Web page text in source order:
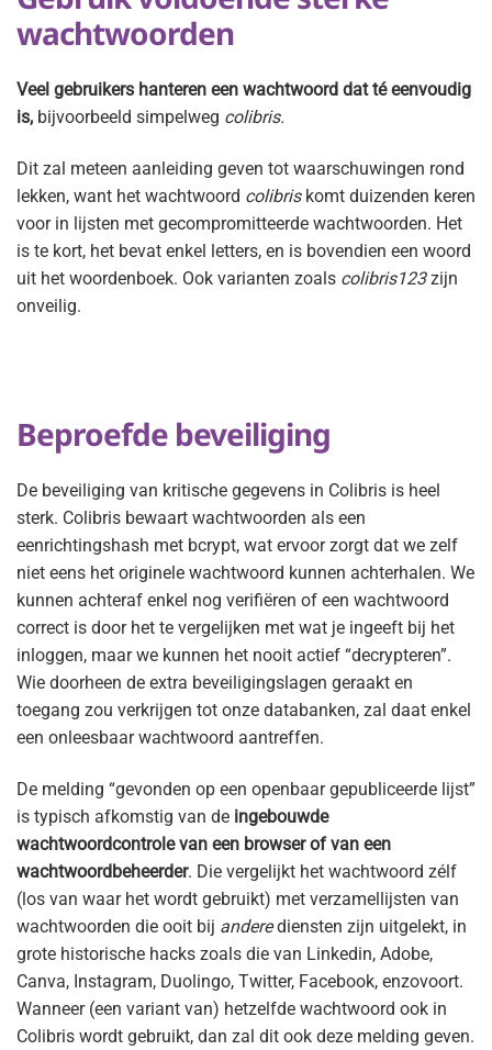
wachtwoorden
Veel gebruikers hanteren een wachtwoord dat té eenvoudig
is, bijvoorbeeld simpelweg colibris.
Dit zal meteen aanleiding geven tot waarschuwingen rond
lekken, want het wachtwoord colibris komt duizenden keren
voor in lijsten met gecompromitteerde wachtwoorden. Het
is te kort, het bevat enkel letters, en is bovendien een woord
uit het woordenboek. Ook varianten zoals colibris123zijn
onveilig.
Beproefde beveiliging
De beveiliging van kritische gegevens in Colibris is heel
sterk. Colibris bewaart wachtwoorden als een
eenrichtingshash met bcrypt, wat ervoor zorgt dat we zelf
niet eens het originele wachtwoord kunnen achterhalen. We
kunnen achteraf enkel nog verifiëren of een wachtwoord
correct is door het te vergelijken met wat je ingeeft bij het
inloggen, maar we kunnen het nooit actief “decrypteren”.
Wie doorheen de extra beveiligingslagen geraakt en
toegang zou verkrijgen tot onze databanken, zal daat enkel
een onleesbaar wachtwoord aantreffen.
De melding “gevonden op een openbaar gepubliceerde lijst”
is typisch afkomstig van de ingebouwde
wachtwoordcontrole van een browser of van een
wachtwoordbeheerder. Die vergelijkt het wachtwoord zélf
(los van waar het wordt gebruikt) met verzamellijsten van
wachtwoorden die ooit bij anderediensten zijn uitgelekt, in
grote historische hacks zoals die van Linkedin, Adobe,
Canva, Instagram, Duolingo, Twitter, Facebook, enzovoort.
Wanneer (een variant van) hetzelfde wachtwoord ook in
Colibris wordt gebruikt, dan zal dit ook deze melding geven.